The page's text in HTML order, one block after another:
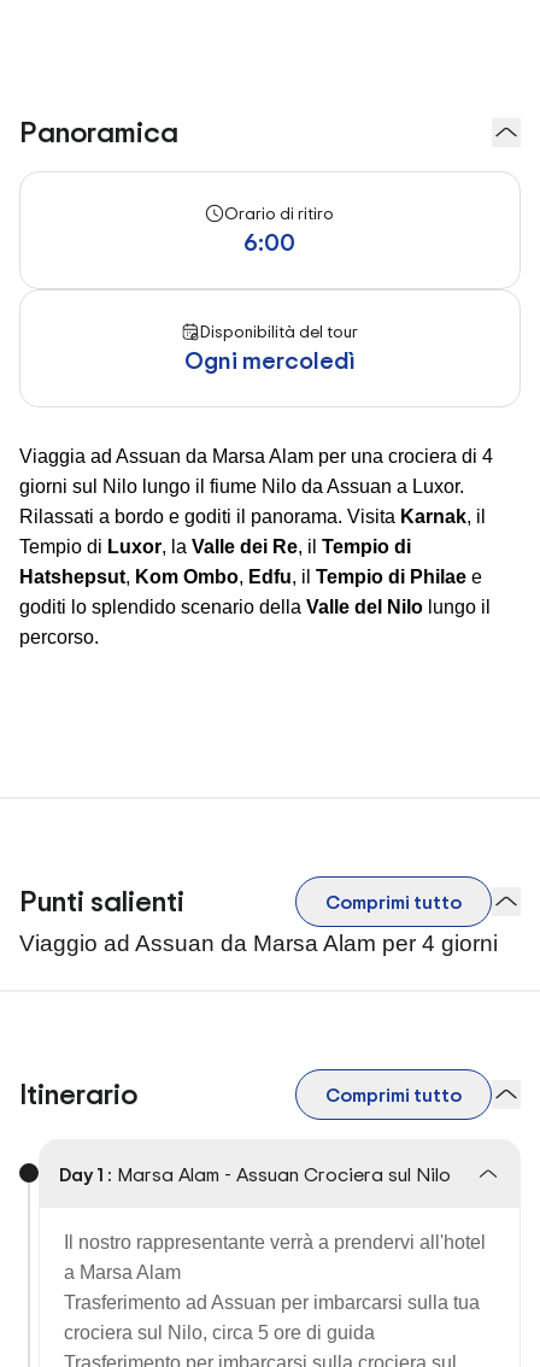
Panoramica
Orario di ritiro
6:00
Disponibilità del tour
Ogni mercoledì
Viaggia ad Assuan da Marsa Alam per una crociera di 4
giorni sul Nilo lungo il fiume Nilo da Assuan a Luxor.
Rilassati a bordo e goditi il ​​panorama. Visita Karnak, il
Tempio di Luxor, la Valle dei Re, il Tempio di
Hatshepsut, Kom Ombo, Edfu, il Tempio di Philae e
goditi lo splendido scenario della Valle del Nilo lungo il
percorso.
Punti salienti Comprimi tutto
Viaggio ad Assuan da Marsa Alam per 4 giorni
Itinerario Comprimi tutto
Day 1 : Marsa Alam - Assuan Crociera sul Nilo
Il nostro rappresentante verrà a prendervi all'hotel
a Marsa Alam
Trasferimento ad Assuan per imbarcarsi sulla tua
crociera sul Nilo, circa 5 ore di guida
Trasferimento per imbarcarsi sulla crociera sul